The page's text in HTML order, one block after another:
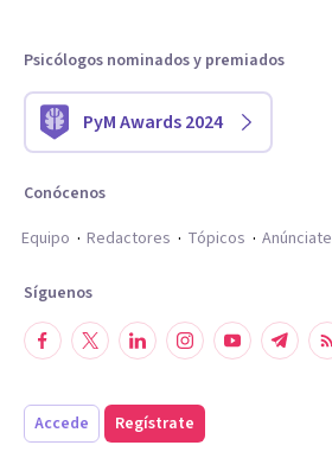
Psicólogos nominados y premiados
PyM Awards 2024
Conócenos
Equipo
Redactores Tópicos Anúnciate
Síguenos
Accede Regístrate